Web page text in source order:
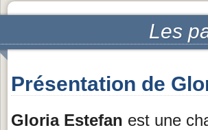
Les
Présentation de
Gloria Estefan est une